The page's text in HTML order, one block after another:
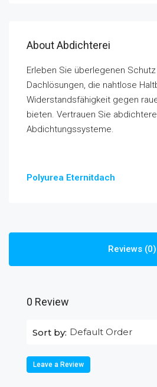
About Abdichterei
Erleben Sie überlegenen
Dachlösungen, die nahtlose
Widerstandsfähigkeit gegen
bieten. Vertrauen Sie
Abdichtungssysteme.
Polyurea Eternitdach
Reviews (0)
0 Review
Sort by: Default Order
Leave a Review